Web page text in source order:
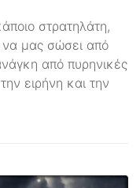
στρατηλάτη,
να μας σώσει από
από πυρηνικές
ειρήνη και την